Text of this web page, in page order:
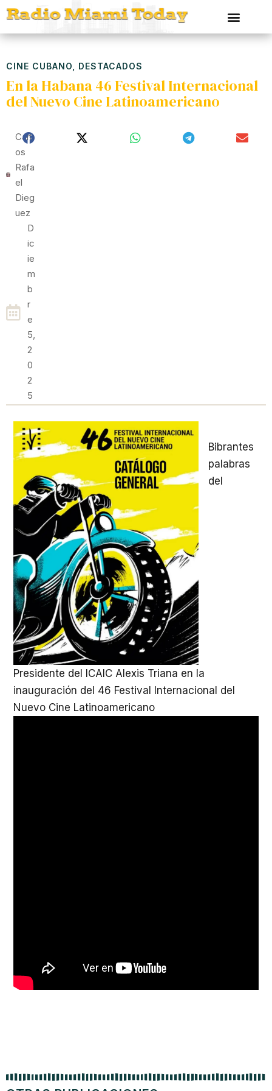
CINE CUBANO DESTACADOS
En la Habana 46 Festival Internacional
del Nuevo Cine Latinoamericano
Carl
Os
Rafa
El
Dieg
Uez
D
Ic
Ie
M
B
R
E
5,
2
0
2
5
Bibrantes
palabras
del
Presidente del ICAIC Alexis Triana en la
inauguración del 46 Festival Internacional del
Nuevo Cine Latinoamericano